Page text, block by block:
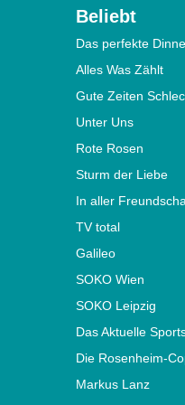
Beliebt
Das perfekte
Alles Was Zählt
Gute Zeiten
Unter Uns
Rote Rosen
Sturm der Liebe
In aller
TV total
Galileo
SOKO Wien
SOKO Leipzig
Das Aktuelle
Die Rosenheim-
Markus Lanz